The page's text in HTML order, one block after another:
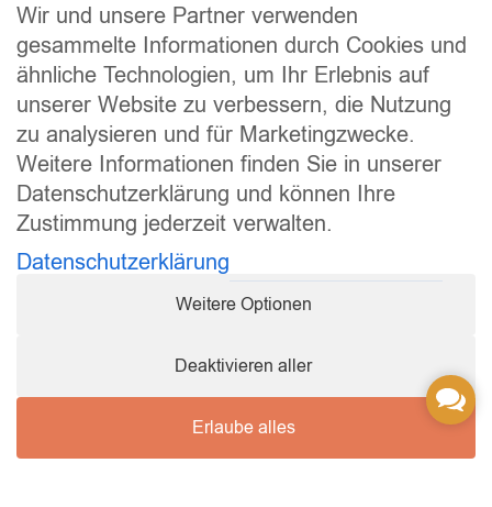
Alltag
QCHEFS wird täglich nach dem Futter als Nachtisch gegeben.
Nicht ins Futter mischen. Die antibakteriellen Peptide müssen
sich im Mund verteilen, damit sie dort wirken können. Bei Katzen
mit Stomatitis sind die sanften Zahnputzflocken zu wählen.
Anwendungsweg
Wie
Geschmacksneutrales
Pulver auf
Schleckpaste
Tägliche Routine
laktosearmem
Joghurt
Wir und unsere Partner verwenden
gesammelte Informationen durch Cookies und
ähnliche Technologien, um Ihr Erlebnis auf
unserer Website zu verbessern, die Nutzung
zu analysieren und für Marketingzwecke.
Weitere Informationen finden Sie in unserer
Datenschutzerklärung und können Ihre
Zustimmung jederzeit verwalten.
Datenschutzerklärung
Weitere Optionen
Deaktivieren aller
Erlaube alles
Us